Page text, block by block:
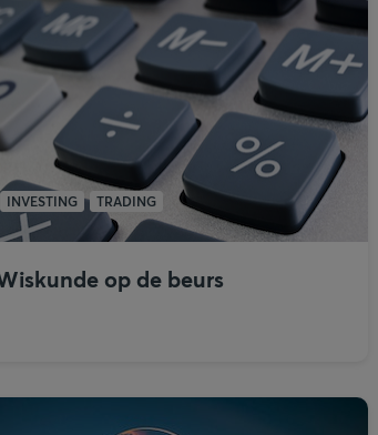
INVESTING TRADING
op de beurs